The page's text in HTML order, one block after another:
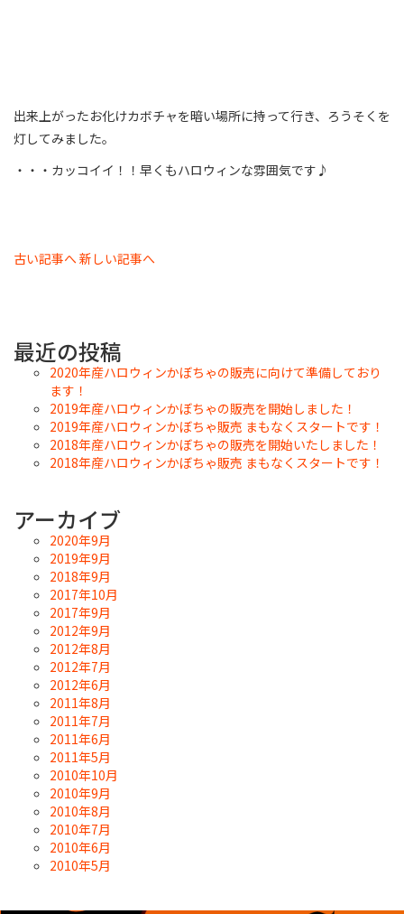
出来上がったお化けカボチャを暗い場所に持って行き、ろうそくを
灯してみました。
・・・カッコイイ！！早くもハロウィンな雰囲気です♪
古い記事へ新しい記事へ
最近の投稿
2020年産ハロウィンかぼちゃの販売に向けて準備しており
ます！
2019年産ハロウィンかぼちゃの販売を開始しました！
2019年産ハロウィンかぼちゃ販売 まもなくスタートです！
2018年産ハロウィンかぼちゃの販売を開始いたしました！
2018年産ハロウィンかぼちゃ販売 まもなくスタートです！
アーカイブ
2020年9月
2019年9月
2018年9月
2017年10月
2017年9月
2012年9月
2012年8月
2012年7月
2012年6月
2011年8月
2011年7月
2011年6月
2011年5月
2010年10月
2010年9月
2010年8月
2010年7月
2010年6月
2010年5月